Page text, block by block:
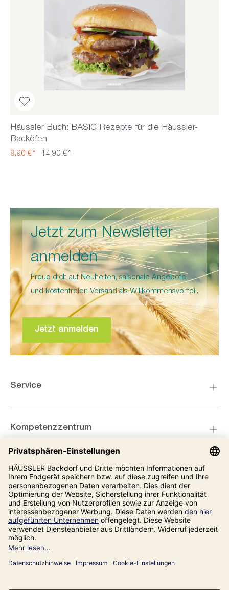
Häussler Buch: BASIC Rezepte für die Häussler-
Backöfen
9,90 €* 14,90 €*
Jetzt zum Newsletter
anmelden
Freue dich auf Neuheiten, saisonale Angebote
und kostenfreien Versand als Willkommensvorteil.
Jetzt anmelden
Service
Kompetenzzentrum
Informationen
Unsere Adresse